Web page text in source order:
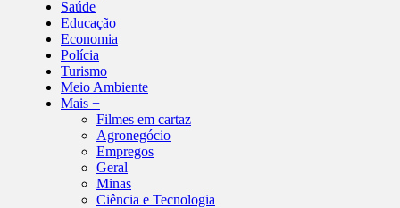
Saúde
Educação
Economia
Polícia
Turismo
Meio Ambiente
Mais +
Filmes em cartaz
Agronegócio
Empregos
Geral
Minas
Ciência e Tecnologia